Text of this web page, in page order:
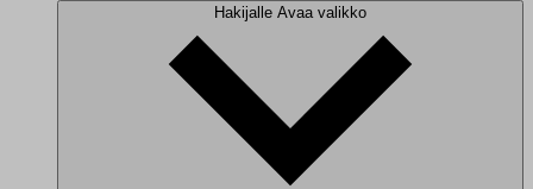
Hakijalle Avaa valikko